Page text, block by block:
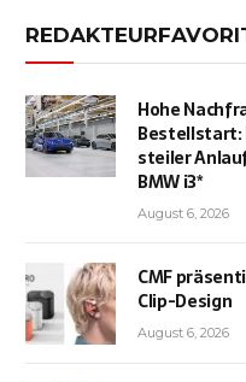
Hohe
Bestellstart:
steiler
BMW i3*
August 6, 2026
CMF
Clip-Design
August 6, 2026